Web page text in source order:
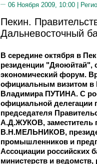
06 Ноября 2009, 10:00 |
Пекин.
Дальневосточный
В середине октября в
резиденции "Дяоюйтай",
экономический форум.
официальным визитом в
Владимира ПУТИНА. C
официальной делегации
председателя
А.Д.ЖУКОВ, заместитель
В.Н.МЕЛЬНИКОВ,
промышленников и
Ассоциации российских
министерств и